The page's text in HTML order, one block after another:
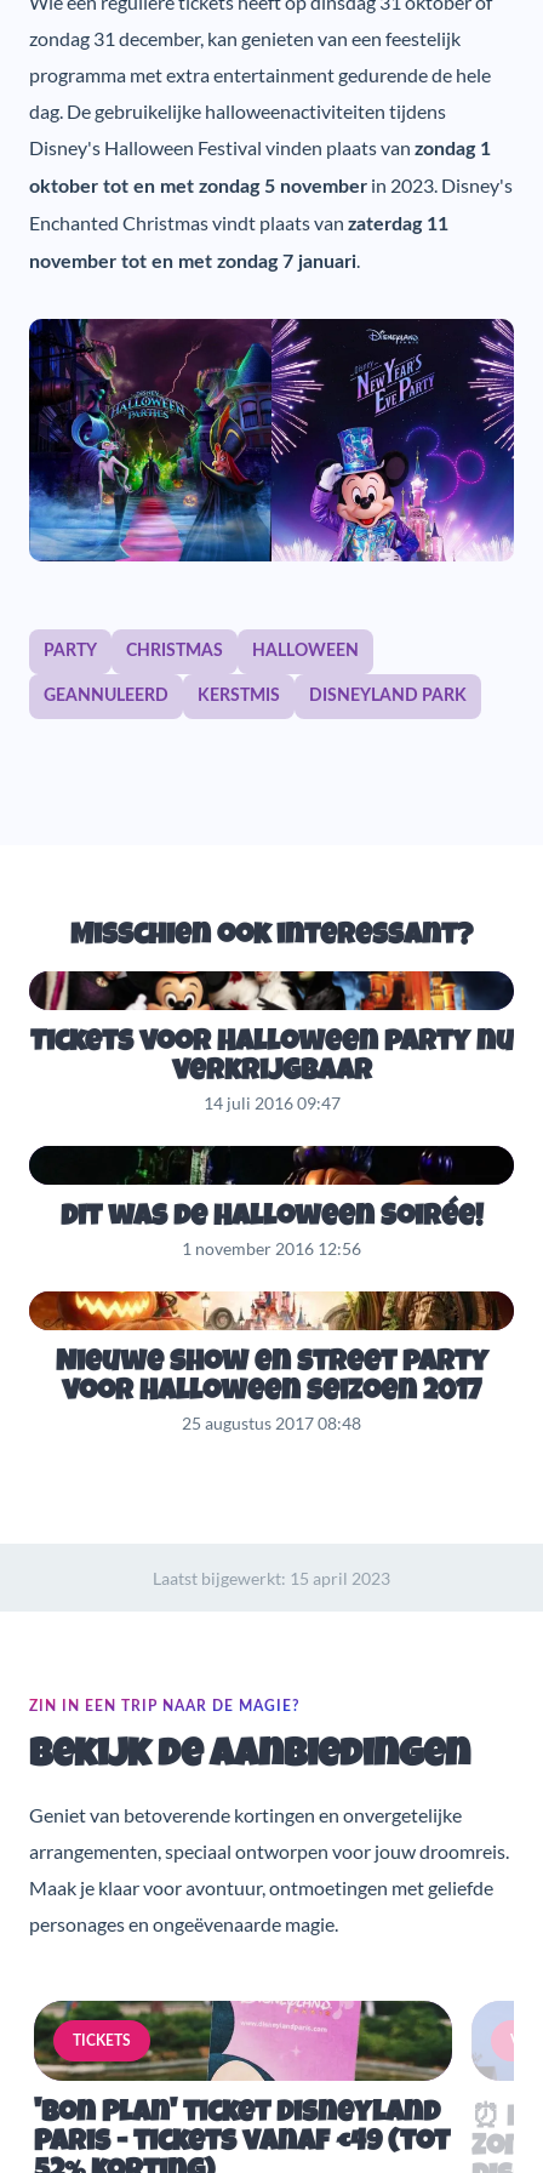
zondag 31 december, kan genieten van een feestelijk
programma met extra entertainment gedurende de hele
dag. De gebruikelijke halloweenactiviteiten tijdens
Disney's Halloween Festival vinden plaats van zondag 1
oktober tot en met zondag 5 november in 2023. Disney's
Enchanted Christmas vindt plaats van zaterdag 11
november tot en met zondag 7 januari.
PARTY CHRISTMAS HALLOWEEN
GEANNULEERD KERSTMIS DISNEYLAND PARK
Misschien ook interessant?
Tickets voor Halloween party nu
verkrijgbaar
14 juli 2016 09:47
Dit was de Halloween Soirée!
1 november 2016 12:56
Nieuwe show en street party
voor Halloween seizoen 2017
25 augustus 2017 08:48
Laatst bijgewerkt: 15 april 2023
ZIN IN EEN TRIP NAAR DE MAGIE?
Bekijk de aanbiedingen
Geniet van betoverende kortingen en onvergetelijke
arrangementen, speciaal ontworpen voor jouw droomreis.
Maak je klaar voor avontuur, ontmoetingen met geliefde
personages en ongeëvenaarde magie.
TICKETS
'Bon Plan' ticket Disneyland
Paris - tickets vanaf €49 (tot
⏰